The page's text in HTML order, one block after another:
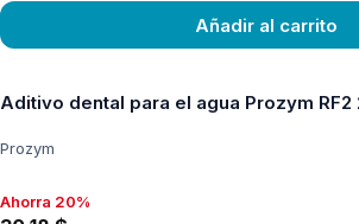
Añadir al carrito
Aditivo dental para el agua Prozym RF2
Prozym
Ahorra 20%, 30,18 $
Ahorra 20%